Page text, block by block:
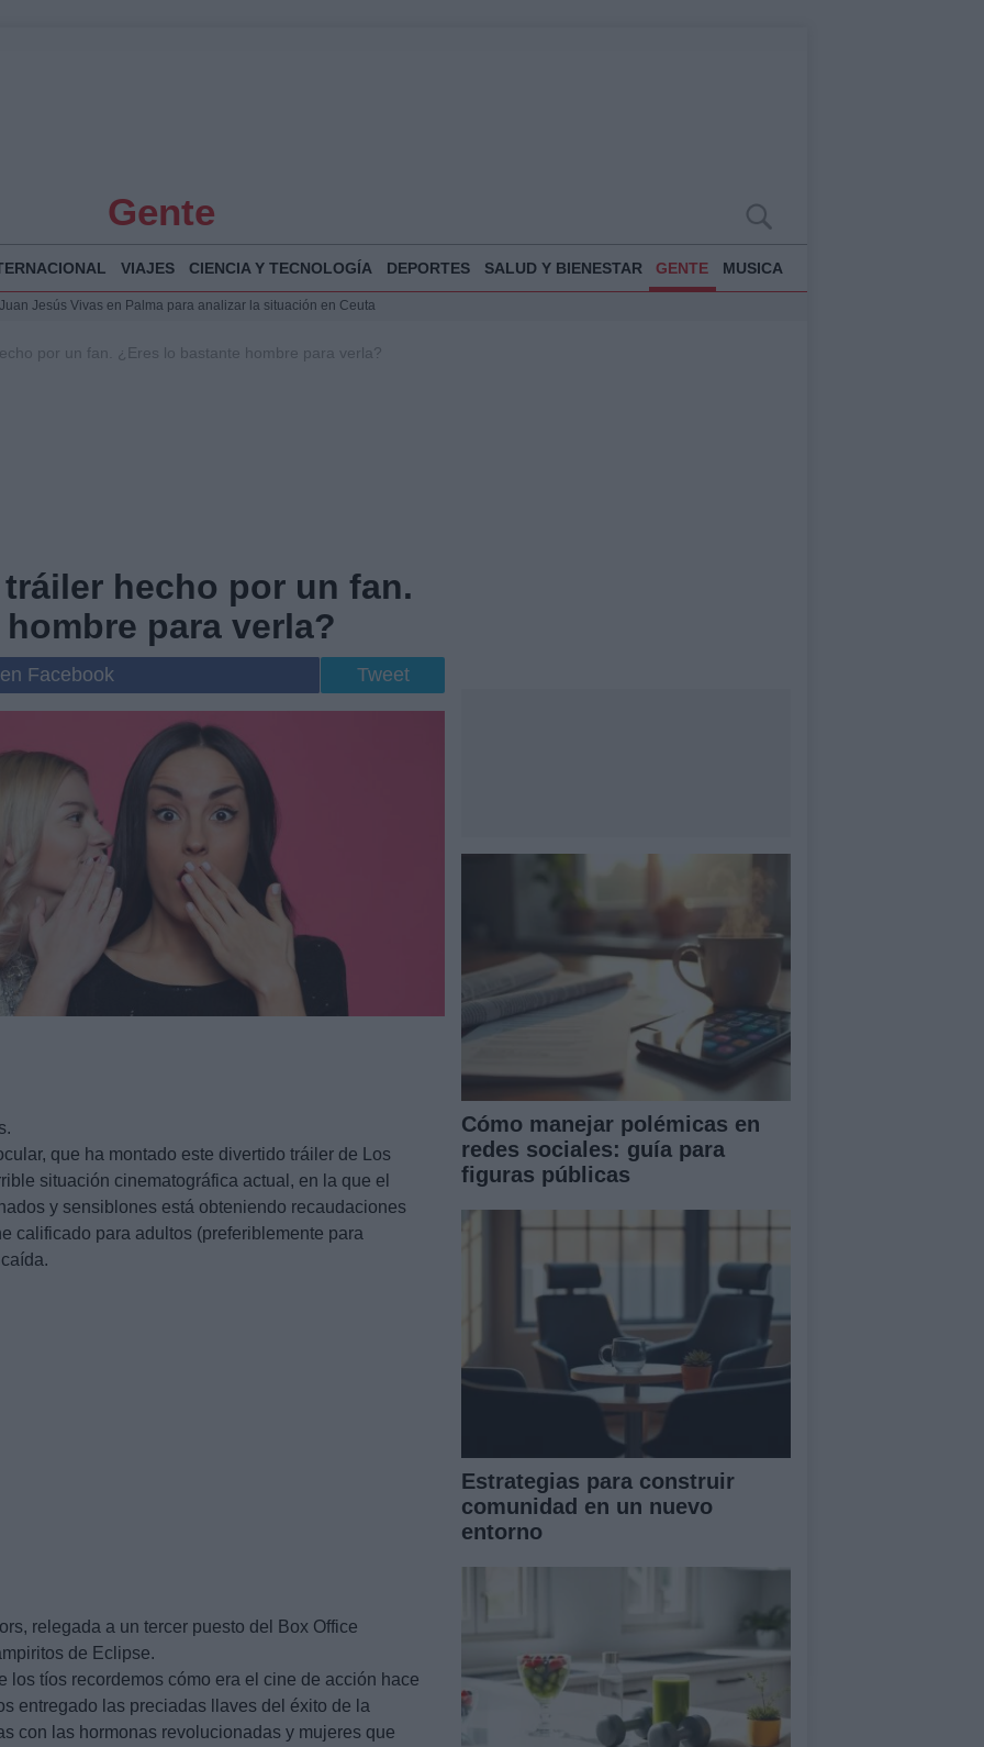
Gente
VIAJES CIENCIA Y TECNOLOGÍA DEPORTES SALUD Y BIENESTAR GENTE MUSICA
Jesús Vivas en Palma para analizar la situación en Ceuta
y humanitario en Ceuta tras la llegada masiva de migrantes
por un fan. ¿Eres lo bastante hombre para verla?
hecho por un fan.
para verla?
Facebook Tweet
que ha montado este divertido tráiler de Los
situación cinematográfica actual, en la que el
y sensiblones está obteniendo recaudaciones
calificado para adultos (preferiblemente para
relegada a un tercer puesto del Box Office
de Eclipse.
los tíos recordemos cómo era el cine de acción hace
entregado las preciadas llaves del éxito de la
con las hormonas revolucionadas y mujeres que
Cómo manejar polémicas en
redes sociales: guía para
figuras públicas
Estrategias para construir
comunidad en un nuevo
entorno